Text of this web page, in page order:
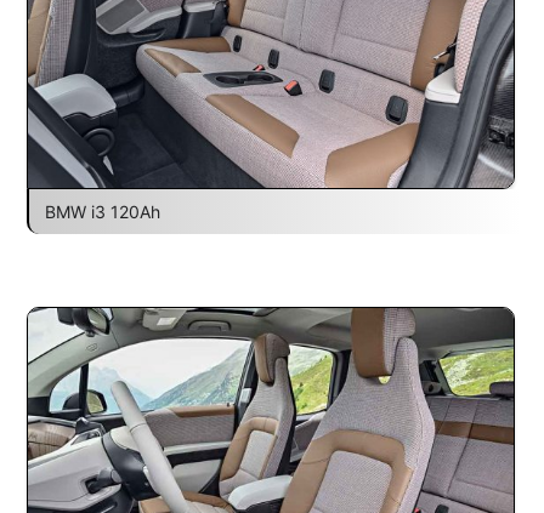
BMW i3 120Ah